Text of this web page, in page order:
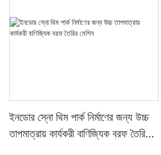
ইনডোর স্নো থিম পার্ক নির্মাণের জন্য উচ্চ
তাপমাত্রায় কার্যকরী বাণিজ্যিক বরফ তৈরির